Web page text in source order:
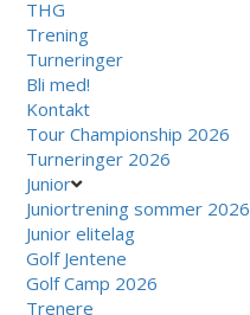
THG
Trening
Turneringer
Bli med!
Kontakt
Tour Championship 2026
Turneringer 2026
Junior
Juniortrening sommer 2026
Junior elitelag
Golf Jentene
Golf Camp 2026
Trenere